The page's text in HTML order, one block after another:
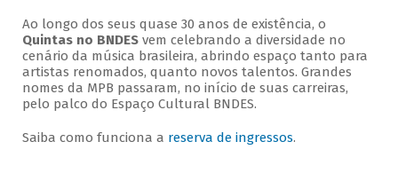
Ao longo dos seus quase 30 anos de existência, o
Quintas no BNDESvem celebrando a diversidade no
cenário da música brasileira, abrindo espaço tanto para
artistas renomados, quanto novos talentos. Grandes
nomes da MPB passaram, no início de suas carreiras,
pelo palco do Espaço Cultural BNDES.
Saiba como funciona a reserva de ingressos.